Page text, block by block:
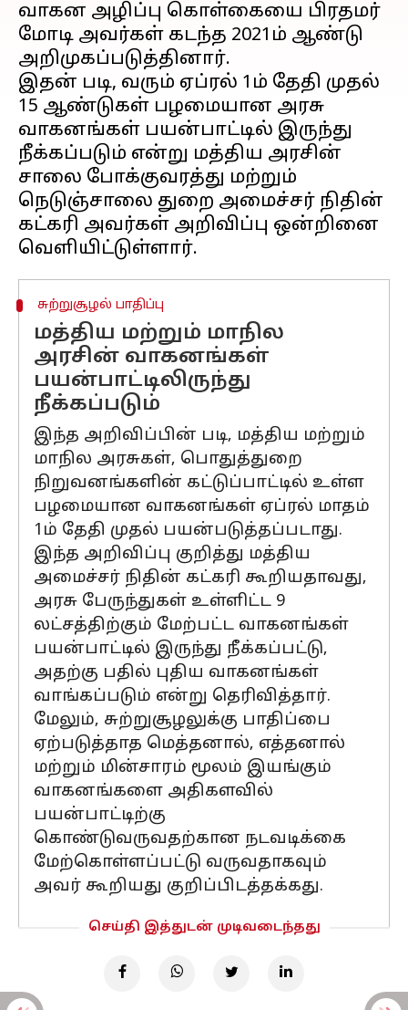
வாகன அழிப்பு கொள்கையை பிரதமர்
மோடி அவர்கள் கடந்த 2021ம் ஆண்டு
அறிமுகப்படுத்தினார்.
இதன் படி, வரும் ஏப்ரல் 1ம் தேதி முதல்
15 ஆண்டுகள் பழமையான அரசு
வாகனங்கள் பயன்பாட்டில் இருந்து
நீக்கப்படும் என்று மத்திய அரசின்
சாலை போக்குவரத்து மற்றும்
நெடுஞ்சாலை துறை அமைச்சர் நிதின்
கட்கரி அவர்கள் அறிவிப்பு ஒன்றினை
சுற்றுசூழல் பாதிப்பு
மத்திய மற்றும் மாநில
அரசின் வாகனங்கள்
பயன்பாட்டிலிருந்து
நீக்கப்படும்
இந்த அறிவிப்பின் படி, மத்திய மற்றும்
மாநில அரசுகள், பொதுத்துறை
நிறுவனங்களின் கட்டுப்பாட்டில் உள்ள
பழமையான வாகனங்கள் ஏப்ரல் மாதம்
1ம் தேதி முதல் பயன்படுத்தப்படாது.
இந்த அறிவிப்பு குறித்து மத்திய
அமைச்சர் நிதின் கட்கரி கூறியதாவது,
அரசு பேருந்துகள் உள்ளிட்ட 9
லட்சத்திற்கும் மேற்பட்ட வாகனங்கள்
பயன்பாட்டில் இருந்து நீக்கப்பட்டு,
அதற்கு பதில் புதிய வாகனங்கள்
வாங்கப்படும் என்று தெரிவித்தார்.
மேலும், சுற்றுசூழலுக்கு பாதிப்பை
ஏற்படுத்தாத மெத்தனால், எத்தனால்
மற்றும் மின்சாரம் மூலம் இயங்கும்
வாகனங்களை அதிகளவில்
பயன்பாட்டிற்கு
கொண்டுவருவதற்கான நடவடிக்கை
மேற்கொள்ளப்பட்டு வருவதாகவும்
அவர் கூறியது குறிப்பிடத்தக்கது.
செய்தி இத்துடன் முடிவடைந்தது